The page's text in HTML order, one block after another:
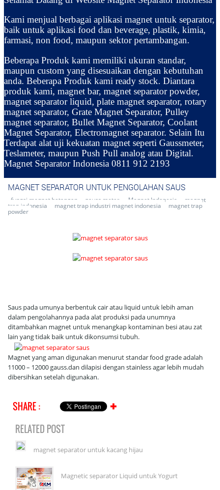
Kami menjual berbagai aplikasi magnet untuk separator,
baik untuk aplikasi food dan beverage, plastik, kimia,
farmasi, non food, maupun sektor pertambangan.
Beberapa Produk kami memiliki ukuran standar,
maupun custom yang disesuaikan dengan kebutuhan
anda. Beberapa Produk kami ready stock. Diantara
produk kami, magnet bar, magnet separator powder,
magnet separator liquid, plate magnet separator, rotary
magnet separator, Grate Magnet Separator, Pulley
magnet separator, Bullet Magnet Separator, Coolant
Magnet Separator, Electromagnet separator. Selain Itu
Terdapat alat uji kekuatan magnet seperti Gaussmeter,
Teslameter, maupun Push Pull analog atau Digital.
Magnet Separator Indonesia 0811 912 2193
MAGNET SEPARATOR UNTUK PENGOLAHAN SAUS
fungsi megnet batangan gauss meter. Magnet Indonesia magnet
trap indonesia magnet trap industri magnet indonesia magnet trap
powder
Saus pada umunya berbentuk cair atau liquid untuk lebih aman
dalam pengolahannya pada alat produksi pada unumnya
ditambahkan magnet untuk menangkap kontaminan besi atau zat
lain yang tidak baik untuk dikonsumsi tubuh.
Magnet yang aman digunakan menurut standar food grade adalah
11000 – 12000 gauss.dan dilapisi dengan stainless agar lebih mudah
dibersihkan setelah digunakan.
SHARE : ✚
RELATED POST
magnet separator untuk kacang hijau
Magnetic separator Liquid untuk Yogurt